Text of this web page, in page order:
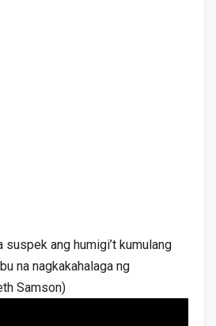
ang humigi’t kumulang
na nagkakahalaga ng
Samson)